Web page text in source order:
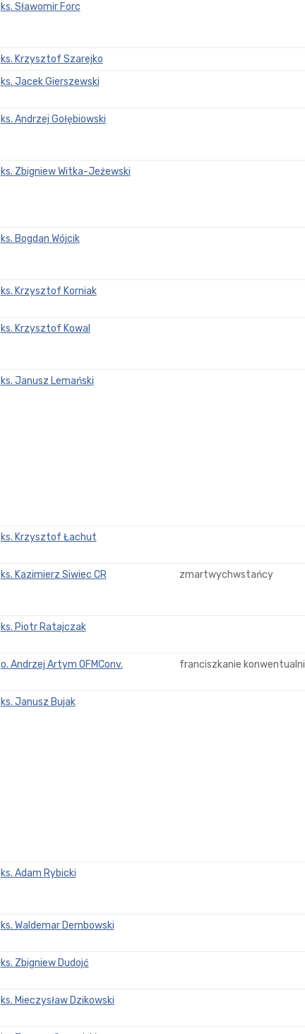
ks. Sławomir Forc
ks. Krzysztof Szarejko
ks. Jacek Gierszewski
ks. Andrzej Gołębiowski
ks. Zbigniew Witka-Jeżewski
ks. Bogdan Wójcik
ks. Krzysztof Korniak
ks. Krzysztof Kowal
ks. Janusz Lemański
ks. Krzysztof Łachut
ks. Kazimierz Siwiec CR
zmartwychwstańcy
ks. Piotr Ratajczak
o. Andrzej Artym OFMConv.
franciszkanie konwentualni
ks. Janusz Bujak
ks. Adam Rybicki
ks. Waldemar Dembowski
ks. Zbigniew Dudojć
ks. Mieczysław Dzikowski